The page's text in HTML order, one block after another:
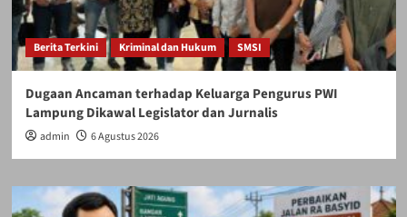
Berita Terkini Kriminal dan Hukum SMSI
Dugaan Ancaman terhadap Keluarga Pengurus PWI
Lampung Dikawal Legislator dan Jurnalis
admin 6 Agustus 2026